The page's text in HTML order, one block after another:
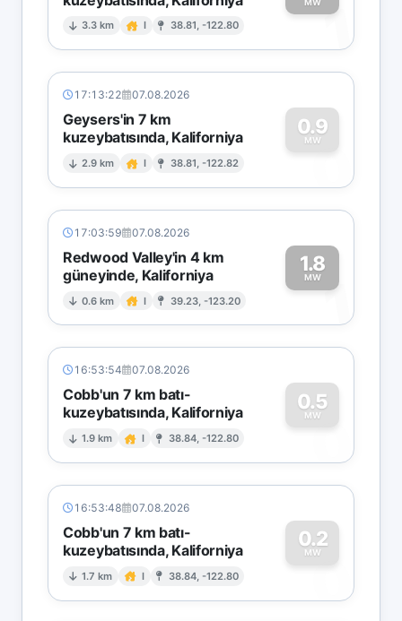
3.3 km I 38.81, -122.80
MW1
17:13:22 07.08.2026
Geysers'in 7 km
kuzeybatısında, Kaliforniya
2.9 km I 38.81, -122.82
0.9
MW
0
17:03:59 07.08.2026
Redwood Valley'in 4 km
güneyinde, Kaliforniya
0.6 km I 39.23, -123.20
1.8
MW1
16:53:54 07.08.2026
Cobb'un 7 km batı-
kuzeybatısında, Kaliforniya
1.9 km I 38.84, -122.80
0.5
MW
0
16:53:48 07.08.2026
Cobb'un 7 km batı-
kuzeybatısında, Kaliforniya
1.7 km I 38.84, -122.80
0.2
MW
0